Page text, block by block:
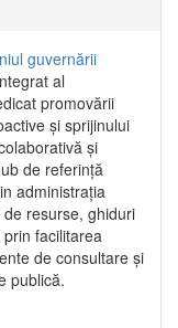
guvernării
al
promovării
și sprijinului
și
de referință
administrația
resurse, ghiduri
facilitarea
de consultare și
publică.